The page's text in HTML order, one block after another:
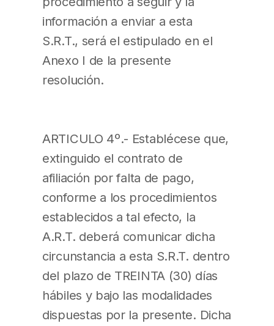
información a enviar a esta
S.R.T., será el estipulado en el
Anexo I de la presente
resolución.
ARTICULO 4º.- Establécese que,
extinguido el contrato de
afiliación por falta de pago,
conforme a los procedimientos
establecidos a tal efecto, la
A.R.T. deberá comunicar dicha
circunstancia a esta S.R.T. dentro
del plazo de TREINTA (30) días
hábiles y bajo las modalidades
dispuestas por la presente. Dicha